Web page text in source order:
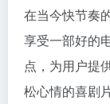
在当今快节奏
享受一部好的
点，为用户提
松心情的喜剧